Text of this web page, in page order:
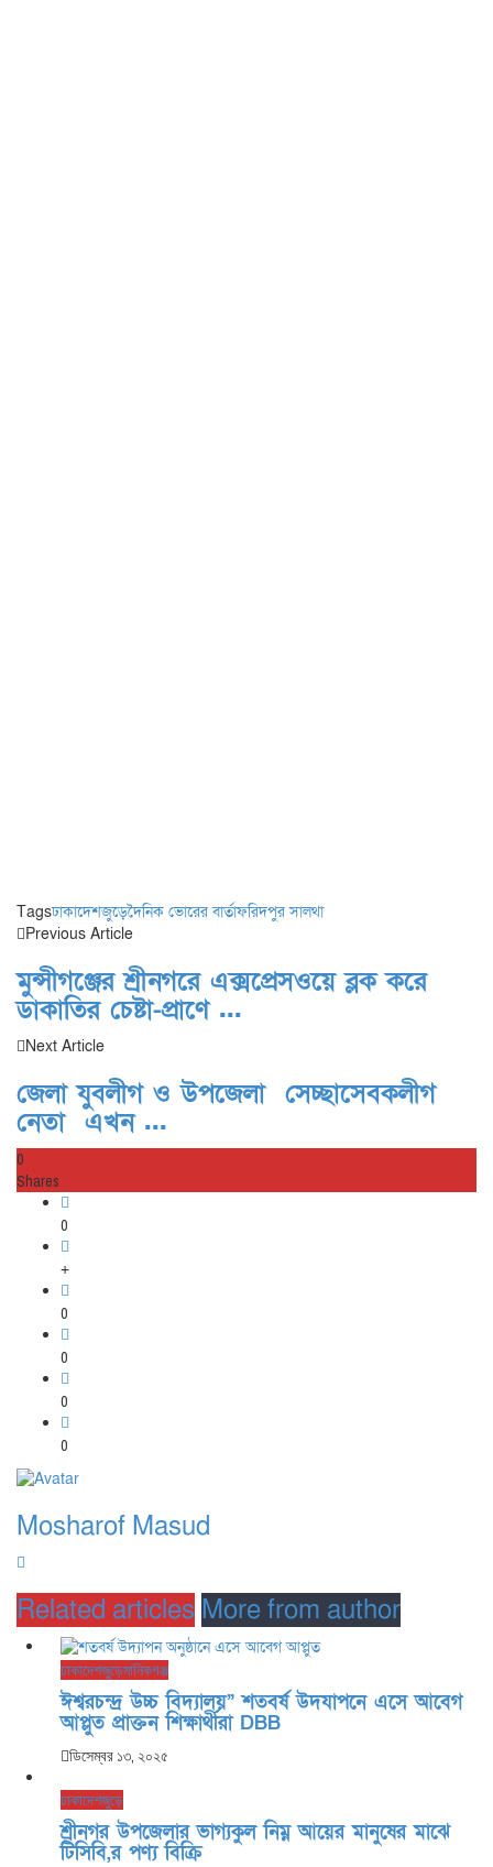
Tagsঢাকাদেশজুড়েদৈনিক ভোরের বার্তাফরিদপুর সালথা
Previous Article
মুন্সীগঞ্জের শ্রীনগরে এক্সপ্রেসওয়ে ব্লক করে
ডাকাতির চেষ্টা-প্রাণে ...
Next Article
জেলা যুবলীগ ও উপজেলা সেচ্ছাসেবকলীগ
নেতা এখন ...
0
Shares
0
+
0
0
0
0
Mosharof Masud
Related articles More from author
ঢাকাদেশজুড়েমানিকগঞ্জ
ঈশ্বরচন্দ্র উচ্চ বিদ্যালয়” শতবর্ষ উদযাপনে এসে আবেগ
আপ্লুত প্রাক্তন শিক্ষার্থীরা DBB
ডিসেম্বর ১৩, ২০২৫
ঢাকাদেশজুড়ে
শ্রীনগর উপজেলার ভাগ্যকুল নিম্ন আয়ের মানুষের মাঝে
টিসিবি,র পণ্য বিক্রি